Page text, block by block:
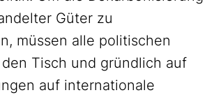
Güter zu
müssen alle politischen
Tisch und gründlich auf
auf internationale